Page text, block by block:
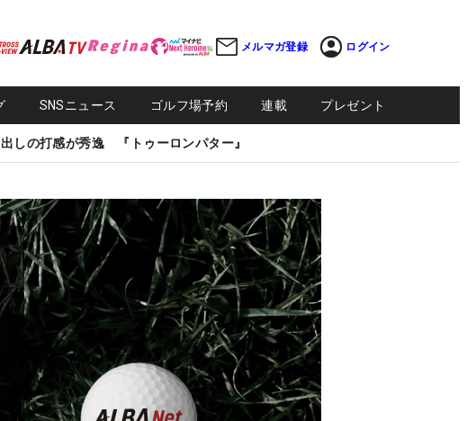
メルマガ登録 ログイン
SNSニュース ゴルフ場予約 連載 プレゼント
しの打感が秀逸 『トゥーロンパター』